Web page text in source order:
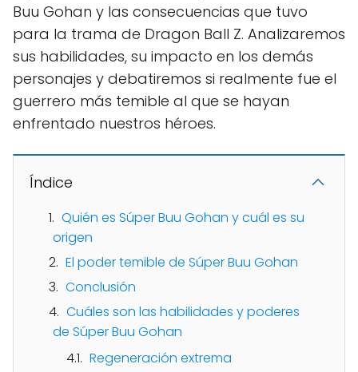
Buu Gohan y las consecuencias que tuvo
para la trama de Dragon Ball Z. Analizaremos
sus habilidades, su impacto en los demás
personajes y debatiremos si realmente fue el
guerrero más temible al que se hayan
enfrentado nuestros héroes.
Índice
Quién es Súper Buu Gohan y cuál es su
origen
El poder temible de Súper Buu Gohan
Conclusión
Cuáles son las habilidades y poderes
de Súper Buu Gohan
Regeneración extrema